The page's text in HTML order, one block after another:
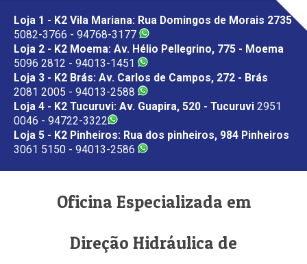
Loja 1 - K2 Vila Mariana: Rua Domingos de Morais 2735
5082-3766 - 94768-3177
Loja 2 - K2 Moema: Av. Hélio Pellegrino, 775 - Moema
5096 2812 - 94013-1451
Loja 3 - K2 Brás: Av. Carlos de Campos, 272 - Brás
2081 2005 - 94013-2588
Loja 4 - K2 Tucuruvi: Av. Guapira, 520 - Tucuruvi 2951
0046 - 94722-3322
Loja 5 - K2 Pinheiros: Rua dos pinheiros, 984 Pinheiros
3061 5150 - 94013-2586
Oficina Especializada em
Direção Hidráulica de